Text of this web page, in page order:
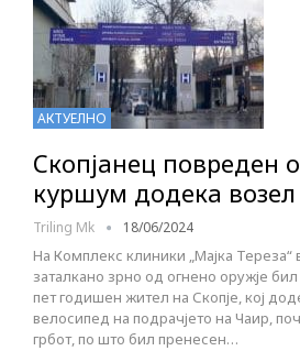
АКТУЕЛНО
Скопјанец повреден
куршум додека
Triling Mk 18/06/2024
На Комплекс клиники „Мајка
заталкано зрно од огнено оружје
пет годишен жител на Скопје, кој
велосипед на подрачјето на Чаир,
грбот, по што бил пренесен…